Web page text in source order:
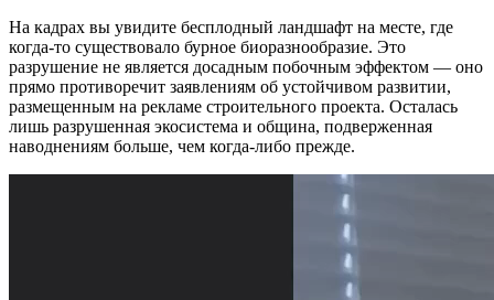
На кадрах вы увидите бесплодный ландшафт на месте, где
когда-то существовало бурное биоразнообразие. Это
разрушение не является досадным побочным эффектом — оно
прямо противоречит заявлениям об устойчивом развитии,
размещенным на рекламе строительного проекта. Осталась
лишь разрушенная экосистема и община, подверженная
наводнениям больше, чем когда-либо прежде.